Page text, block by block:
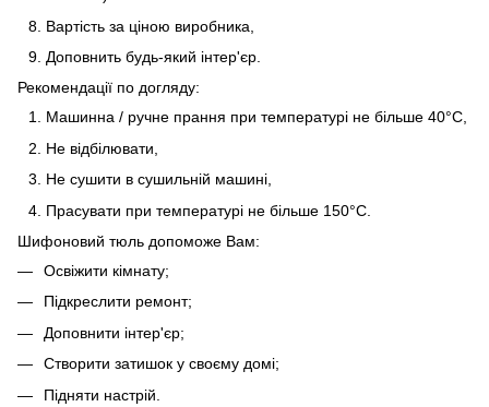
Вартість за ціною виробника,
Доповнить будь-який інтер'єр.
Рекомендації по догляду:
Машинна / ручне прання при температурі не більше 40°C,
Не відбілювати,
Не сушити в сушильній машині,
Прасувати при температурі не більше 150°C.
Шифоновий тюль допоможе Вам:
Освіжити кімнату;
Підкреслити ремонт;
Доповнити інтер'єр;
Створити затишок у своєму домі;
Підняти настрій.